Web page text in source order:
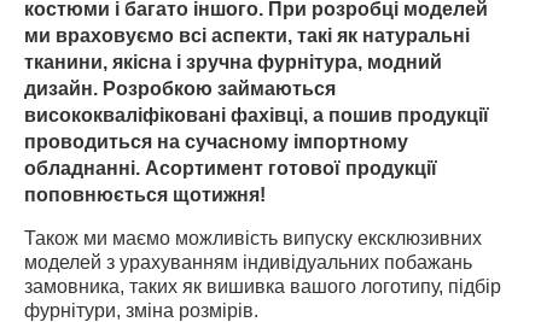
костюми і багато іншого. При розробці моделей
ми враховуємо всі аспекти, такі як натуральні
тканини, якісна і зручна фурнітура, модний
дизайн. Розробкою займаються
висококваліфіковані фахівці, а пошив продукції
проводиться на сучасному імпортному
обладнанні. Асортимент готової продукції
поповнюється щотижня!
Також ми маємо можливість випуску ексклюзивних
моделей з урахуванням індивідуальних побажань
замовника, таких як вишивка вашого логотипу, підбір
фурнітури, зміна розмірів.